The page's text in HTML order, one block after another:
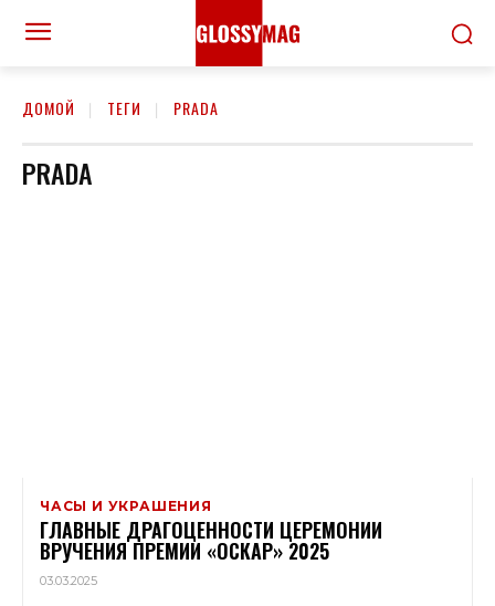
ДОМОЙ ТЕГИ PRADA
PRADA
ЧАСЫ И УКРАШЕНИЯ
ГЛАВНЫЕ ДРАГОЦЕННОСТИ ЦЕРЕМОНИИ
ВРУЧЕНИЯ ПРЕМИИ «ОСКАР» 2025
03.03.2025